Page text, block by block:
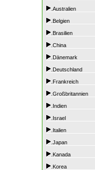
.Australien
.Belgien
.Brasilien
.China
.Dänemark
.Deutschland
.Frankreich
.Großbritannien
.Indien
.Israel
.Italien
.Japan
.Kanada
.Korea